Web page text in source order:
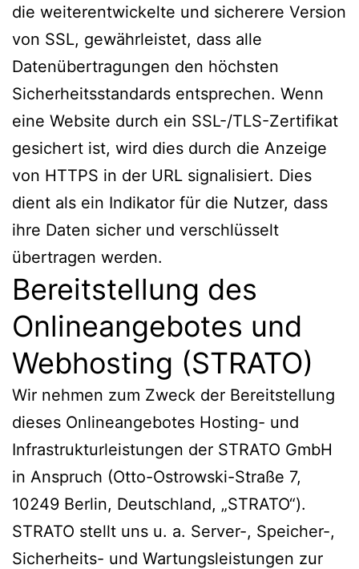
die weiterentwickelte und sicherere Version
von SSL, gewährleistet, dass alle
Datenübertragungen den höchsten
Sicherheitsstandards entsprechen. Wenn
eine Website durch ein SSL-/TLS-Zertifikat
gesichert ist, wird dies durch die Anzeige
von HTTPS in der URL signalisiert. Dies
dient als ein Indikator für die Nutzer, dass
ihre Daten sicher und verschlüsselt
übertragen werden.
Bereitstellung des
Onlineangebotes und
Webhosting (STRATO)
Wir nehmen zum Zweck der Bereitstellung
dieses Onlineangebotes Hosting- und
Infrastrukturleistungen der STRATO GmbH
in Anspruch (Otto-Ostrowski-Straße 7,
10249 Berlin, Deutschland, „STRATO“).
STRATO stellt uns u. a. Server-, Speicher-,
Sicherheits- und Wartungsleistungen zur